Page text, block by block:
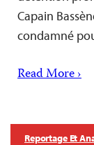
Capain
condamné
Read More ›
Reportage Et